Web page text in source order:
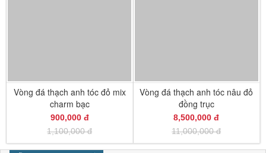
Vòng đá thạch anh tóc đỏ mix
charm bạc
900,000 đ
1,100,000 đ
Vòng đá thạch anh tóc nâu đỏ
đồng trục
8,500,000 đ
11,000,000 đ